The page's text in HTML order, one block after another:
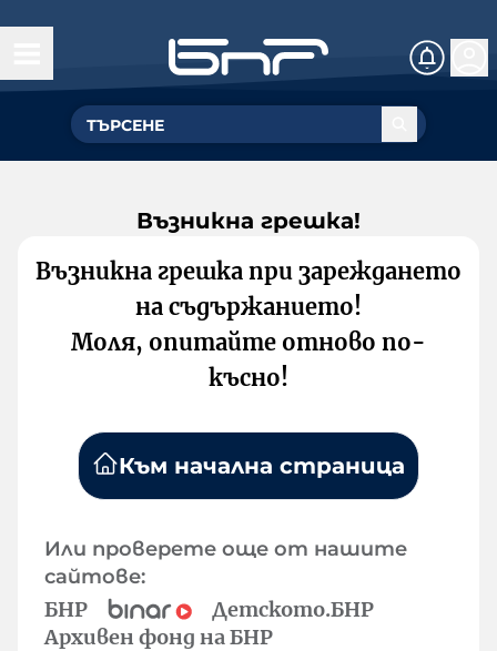
Възникна грешка!
Възникна грешка при зареждането
на съдържанието!
Моля, опитайте отново по-
късно!
Към начална страница
Или проверете още от нашите
сайтове:
БНР
Детското.БНР
Архивен фонд на БНР